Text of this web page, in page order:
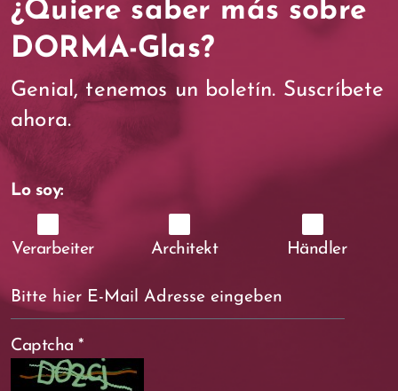
¿Quiere saber más sobre
DORMA-Glas?
Genial, tenemos un boletín. Suscríbete
ahora.
Lo soy:
Verarbeiter Architekt Händler
Captcha *